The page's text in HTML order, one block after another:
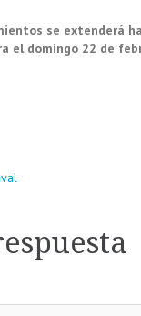
se extenderá
el domingo 22 de